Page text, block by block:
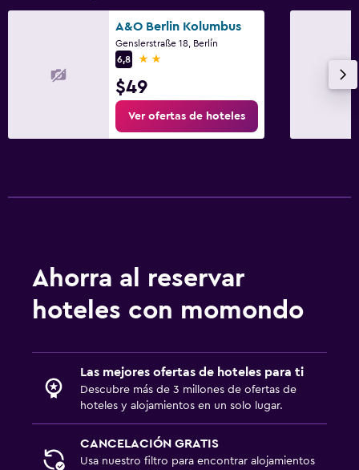
A&O Berlin Kolumbus
Genslerstraße 18, Berlín
6,8
2 estrellas
$49
Ver ofertas de hoteles
Ahorra al reservar
hoteles con momondo
Las mejores ofertas de hoteles para ti
Descubre más de 3 millones de ofertas de
hoteles y alojamientos en un solo lugar.
CANCELACIÓN GRATIS
Usa nuestro filtro para encontrar alojamientos